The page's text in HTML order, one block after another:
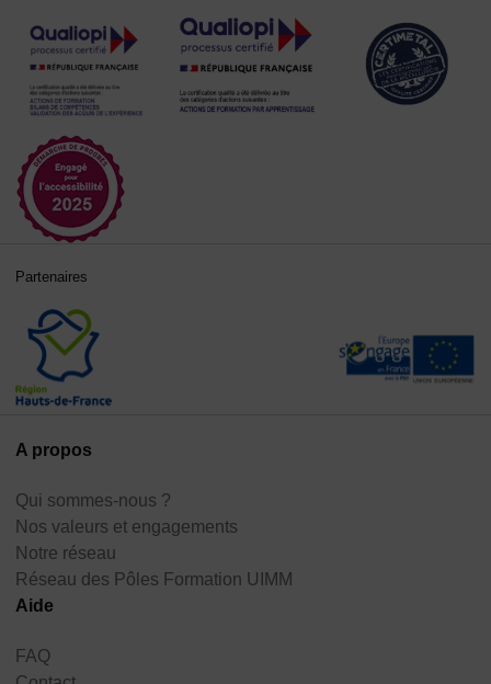
A propos
Qui sommes-nous ?
Nos valeurs et engagements
Notre réseau
Réseau des Pôles Formation UIMM
Aide
FAQ
Partenaires